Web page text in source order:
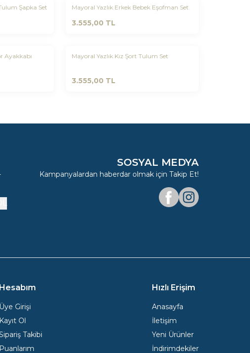
Şapka Set Yeni
Mayoral Yazlık Erkek Bebek Eşofman Set
3.555,00 TL
Ayakkabı Yeni
Mayoral Yazlık Kız Şort Tulum Set
3.555,00 TL
SOSYAL MEDYA
Kampanyalardan haberdar olmak için Takip Et!
FacebookInstagram
Hesabım
Üye Girişi
Kayıt Ol
Takibi
Puanlarım
Hızlı Erişim
Anasayfa
İletişim
Yeni Ürünler
İndirimdekiler